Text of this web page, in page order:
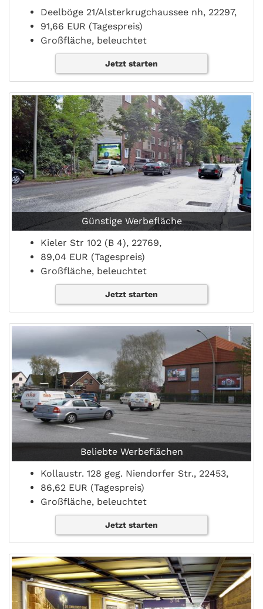
Deelböge 21/Alsterkrugchaussee nh, 22297,
91,66 EUR (Tagespreis)
Großfläche, beleuchtet
Jetzt starten
Günstige Werbefläche
Kieler Str 102 (B 4), 22769,
89,04 EUR (Tagespreis)
Großfläche, beleuchtet
Jetzt starten
Beliebte Werbeflächen
Kollaustr. 128 geg. Niendorfer Str., 22453,
86,62 EUR (Tagespreis)
Großfläche, beleuchtet
Jetzt starten